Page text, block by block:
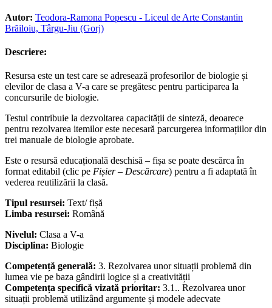
Autor: Teodora-Ramona Popescu - Liceul de Arte Constantin
Brăiloiu, Târgu-Jiu (Gorj)
Descriere:
Resursa este un test care se adresează profesorilor de biologie și
elevilor de clasa a V-a care se pregătesc pentru participarea la
concursurile de biologie.
Testul contribuie la dezvoltarea capacității de sinteză, deoarece
pentru rezolvarea itemilor este necesară parcurgerea informațiilor din
trei manuale de biologie aprobate.
Este o resursă educațională deschisă – fișa se poate descărca în
format editabil (clic pe Fișier – Descărcare) pentru a fi adaptată în
vederea reutilizării la clasă.
Tipul resursei: Text/ fișă
Limba resursei: Română
Nivelul: Clasa a V-a
Disciplina: Biologie
Competență generală: 3. Rezolvarea unor situații problemă din
lumea vie pe baza gândirii logice și a creativității
Competența specifică vizată prioritar: 3.1.. Rezolvarea unor
situații problemă utilizând argumente și modele adecvate